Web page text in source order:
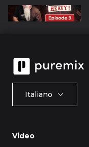
Italiano
Video